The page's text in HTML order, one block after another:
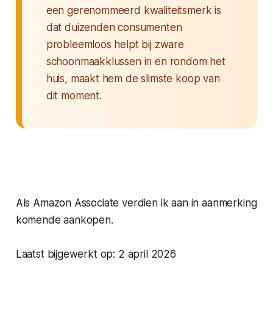
een gerenommeerd kwaliteitsmerk is
dat duizenden consumenten
probleemloos helpt bij zware
schoonmaakklussen in en rondom het
huis, maakt hem de slimste koop van
dit moment.
Als Amazon Associate verdien ik aan in aanmerking
komende aankopen.
Laatst bijgewerkt op: 2 april 2026